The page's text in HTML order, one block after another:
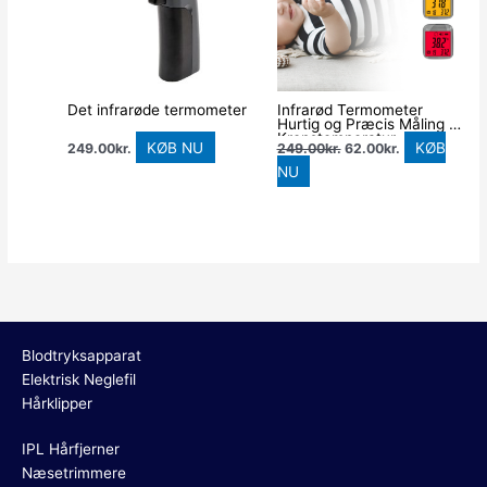
Det infrarøde termometer
249.00kr. KØB NU
Infrarød Termometer
Hurtig og Præcis Måling af
Kropstemperatur
249.00kr. 62.00kr.
KØB
NU
Blodtryksapparat
Elektrisk Neglefil
Hårklipper
IPL Hårfjerner
Næsetrimmere